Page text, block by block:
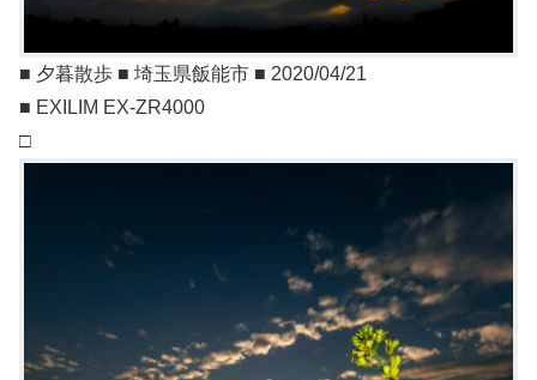
■ 夕暮散歩 ■ 埼玉県飯能市 ■ 2020/04/21
■ EXILIM EX-ZR4000
□